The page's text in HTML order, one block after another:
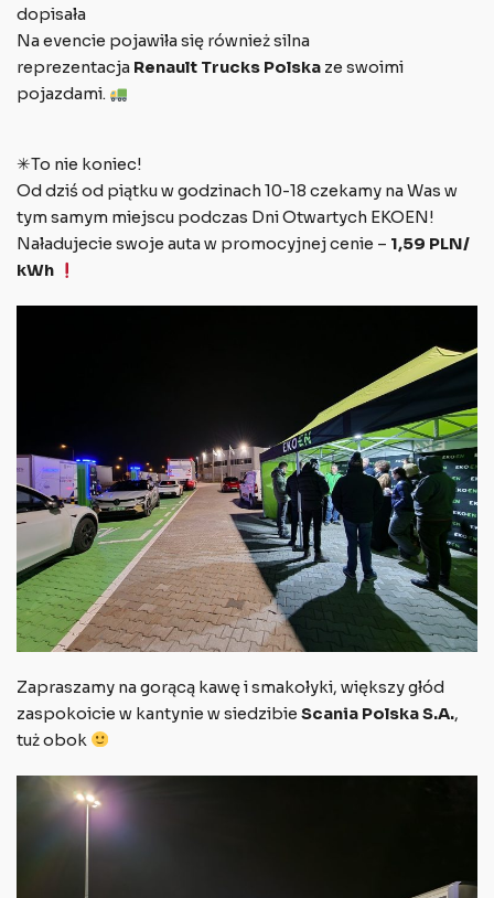
dopisała
Na evencie pojawiła się również silna
reprezentacja Renault Trucks Polska ze swoimi
pojazdami.
✳To nie koniec!
Od dziś od piątku w godzinach 10-18 czekamy na Was w
tym samym miejscu podczas Dni Otwartych EKOEN!
Naładujecie swoje auta w promocyjnej cenie – 1,59 PLN/
kWh
Zapraszamy na gorącą kawę i smakołyki, większy głód
zaspokoicie w kantynie w siedzibie Scania Polska S.A.,
tuż obok